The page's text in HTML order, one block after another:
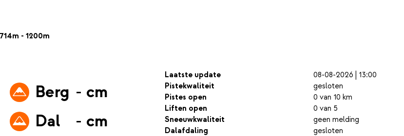
714m - 1200m
Berg - cm
Dal
- cm
Laatste update
08-08-2026 | 13:00
Pistekwaliteit
gesloten
Pistes open
0 van 10 km
Liften open
0 van 5
Sneeuwkwaliteit
geen melding
Dalafdaling
gesloten